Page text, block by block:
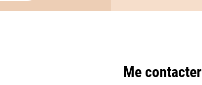
Me contacter